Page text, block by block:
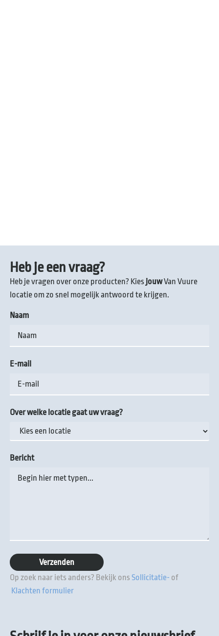
Heb je een vraag?
Heb je vragen over onze producten? Kies jouwVan Vuure
locatie om zo snel mogelijk antwoord te krijgen.
Naam
E-mail
Over welke locatie gaat uw vraag?
Bericht
Op zoek naar iets anders? Bekijk ons Sollicitatie- of
Klachten formulier